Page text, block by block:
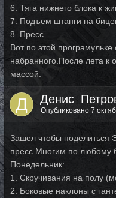
6. Тяга нижнего блока к
7. Подъем штанги на
8. Пресс
Вот по этой
набранного.После лета к
массой.
Опубликовано 7
Зашел чтобы
пресс.Многим по любому
Понедельник:
1. Скручивания на полу
2. Боковые наклоны с